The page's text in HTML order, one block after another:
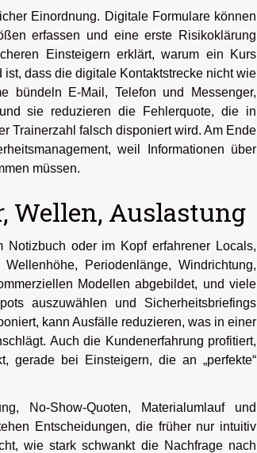
Einordnung. Digitale Formulare können
erfassen und eine erste Risikoklärung
Einsteigern erklärt, warum ein Kurs
dass die digitale Kontaktstrecke nicht wie
bündeln E-Mail, Telefon und Messenger,
sie reduzieren die Fehlerquote, die in
Trainerzahl falsch disponiert wird. Am Ende
weil Informationen über
müssen.
Wellen, Auslastung
oder im Kopf erfahrener Locals,
Periodenlänge, Windrichtung,
Modellen abgebildet, und viele
auszuwählen und Sicherheitsbriefings
kann Ausfälle reduzieren, was in einer
Auch die Kundenerfahrung profitiert,
gerade bei Einsteigern, die an „perfekte“
No-Show-Quoten, Materialumlauf und
Entscheidungen, die früher nur intuitiv
wie stark schwankt die Nachfrage nach